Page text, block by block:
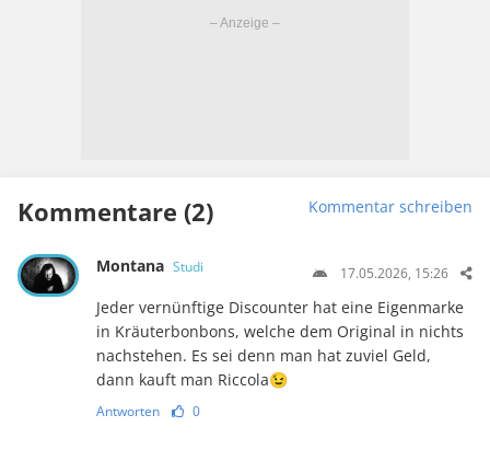
Kommentare (2) Kommentar schreiben
Montana Studi 17.05.2026, 15:26
Jeder vernünftige Discounter hat eine Eigenmarke
in Kräuterbonbons, welche dem Original in nichts
nachstehen. Es sei denn man hat zuviel Geld,
dann kauft man Riccola😉
Antworten 0